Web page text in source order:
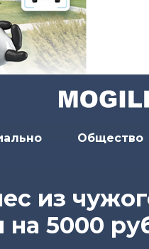
Общество
из
5000